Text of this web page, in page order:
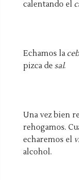
calentando el
Echamos la
pizca de sal.
Una vez bien
rehogamos.
echaremos el
alcohol.